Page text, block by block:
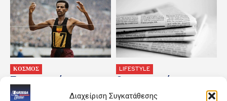
Διαχείριση Συγκατάθεσης
ΚΟΣΜΟΣ
Τα σημαντικότερα
γεγονότα της ημέρας
LIFESTYLE
Οι οικονομικές
εφημερίδες 7/8/2026